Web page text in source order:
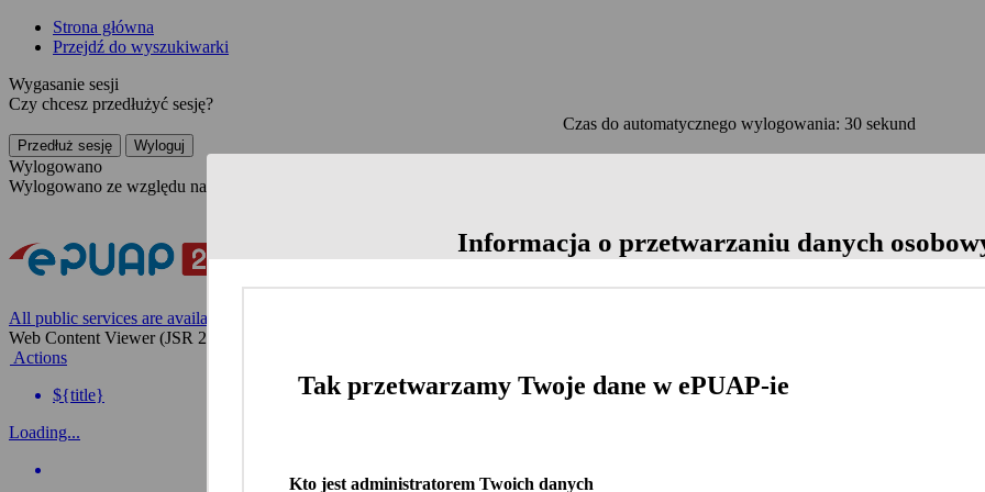
Strona główna
Przejdź do wyszukiwarki
Wygasanie sesji
Czy chcesz przedłużyć sesję?
Czas do automatycznego wylogowania: 30 sekund
Przedłuż sesję Wyloguj
Wylogowano
Wylogowano ze względu na nieaktywność
All public services are available on the Polish website
Informacja o przetwarzaniu danych
Tak przetwarzamy Twoje dane w ePUAP-ie
Kto jest administratorem Twoich danych
Web Content Viewer (JSR 286)
Actions
${title}
Loading...